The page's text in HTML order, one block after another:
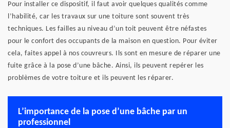
Pour installer ce dispositif, il faut avoir quelques qualités comme
l’habilité, car les travaux sur une toiture sont souvent très
techniques. Les failles au niveau d’un toit peuvent être néfastes
pour le confort des occupants de la maison en question. Pour éviter
cela, faites appel à nos couvreurs. Ils sont en mesure de réparer une
fuite grâce à la pose d’une bâche. Ainsi, ils peuvent repérer les
problèmes de votre toiture et ils peuvent les réparer.
L’importance de la pose d’une bâche par un
professionnel